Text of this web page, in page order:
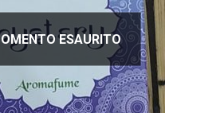
ESAURITO